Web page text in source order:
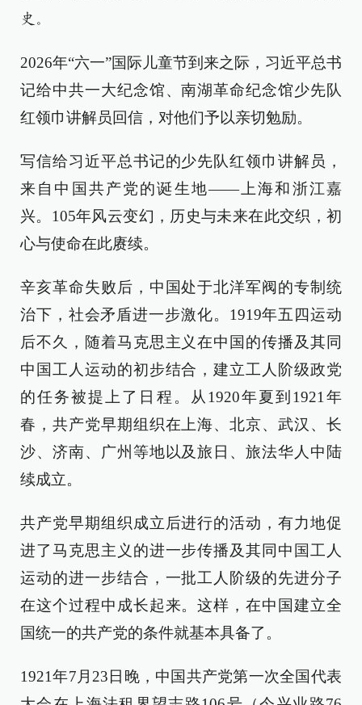
史。
2026年“六一”国际儿童节到来之际，习近平总书
记给中共一大纪念馆、南湖革命纪念馆少先队
红领巾讲解员回信，对他们予以亲切勉励。
写信给习近平总书记的少先队红领巾讲解员，
来自中国共产党的诞生地——上海和浙江嘉
兴。105年风云变幻，历史与未来在此交织，初
心与使命在此赓续。
辛亥革命失败后，中国处于北洋军阀的专制统
治下，社会矛盾进一步激化。1919年五四运动
后不久，随着马克思主义在中国的传播及其同
中国工人运动的初步结合，建立工人阶级政党
的任务被提上了日程。从1920年夏到1921年
春，共产党早期组织在上海、北京、武汉、长
沙、济南、广州等地以及旅日、旅法华人中陆
续成立。
共产党早期组织成立后进行的活动，有力地促
进了马克思主义的进一步传播及其同中国工人
运动的进一步结合，一批工人阶级的先进分子
在这个过程中成长起来。这样，在中国建立全
国统一的共产党的条件就基本具备了。
1921年7月23日晚，中国共产党第一次全国代表